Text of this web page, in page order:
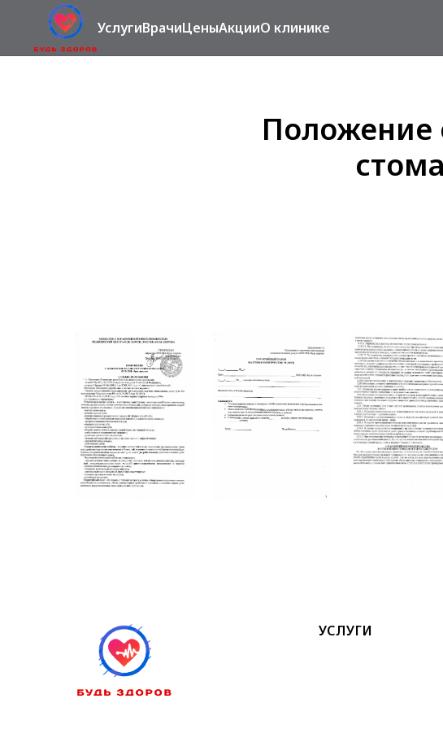
УслугиВрачиЦеныАкцииО клинике
Положение
УСЛУГИ